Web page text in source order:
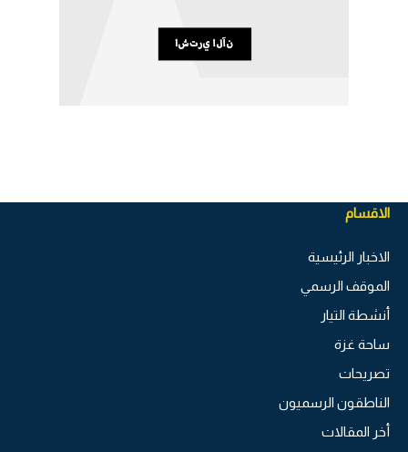
الاقسام
الاخبار الرئيسية
الموقف الرسمي
أنشطة التيار
ساحة غزة
تصريحات
الناطقون الرسميون
أخر المقالات